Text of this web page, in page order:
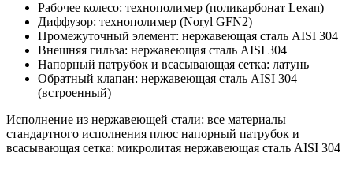
Рабочее колесо: технополимер (поликарбонат Lexan)
Диффузор: технополимер (Noryl GFN2)
Промежуточный элемент: нержавеющая сталь AISI 304
Внешняя гильза: нержавеющая сталь AISI 304
Напорный патрубок и всасывающая сетка: латунь
Обратный клапан: нержавеющая сталь AISI 304
(встроенный)
Исполнение из нержавеющей стали: все материалы
стандартного исполнения плюс напорный патрубок и
всасывающая сетка: микролитая нержавеющая сталь AISI 304